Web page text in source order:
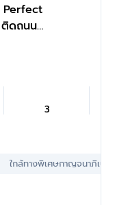
ติดถนน
ล้รถไฟฟ้า
งด่วน
บนเนื้อที่
ห้องนอน 3
3
ใกล้ทางพิเศษกาญจนาภิเษก